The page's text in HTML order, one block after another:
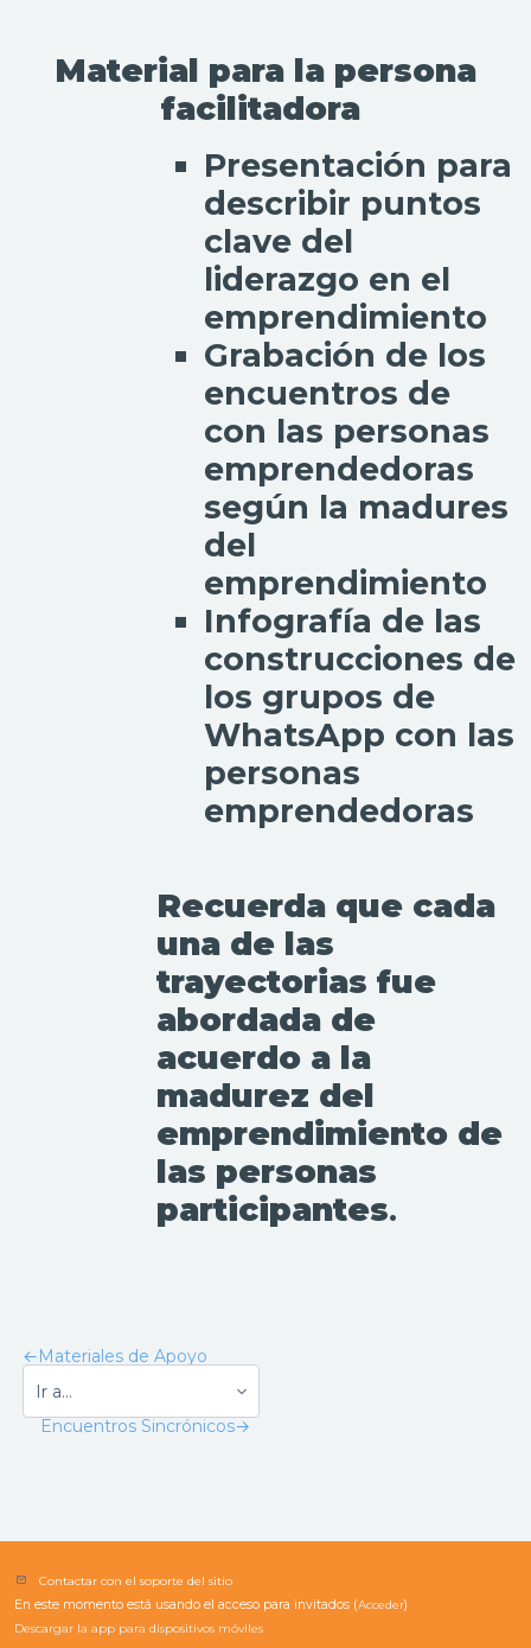
Material para la persona
facilitadora
Presentación para
describir puntos
clave del
liderazgo en el
emprendimiento
Grabación de los
encuentros de
con las personas
emprendedoras
según la madures
del
emprendimiento
Infografía de las
construcciones de
los grupos de
WhatsApp con las
personas
emprendedoras
Recuerda que cada
una de las
trayectorias fue
abordada de
acuerdo a la
madurez del
emprendimiento de
las personas
participantes.
←Materiales de Apoyo
→
Encuentros Sincrónicos
Contactar con el soporte del sitio
En este momento está usando el acceso para invitados (Acceder)
Descargar la app para dispositivos móviles